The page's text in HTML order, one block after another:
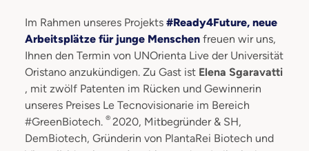
Im Rahmen unseres Projekts #Ready4Future, neue
Arbeitsplätze für junge Menschen freuen wir uns,
Ihnen den Termin von UNOrienta Live der Universität
Oristano anzukündigen. Zu Gast ist Elena Sgaravatti
, mit zwölf Patenten im Rücken und Gewinnerin
unseres Preises Le Tecnovisionarie im Bereich
#GreenBiotech. ® 2020, Mitbegründer & SH,
DemBiotech, Gründerin von PlantaRei Biotech und